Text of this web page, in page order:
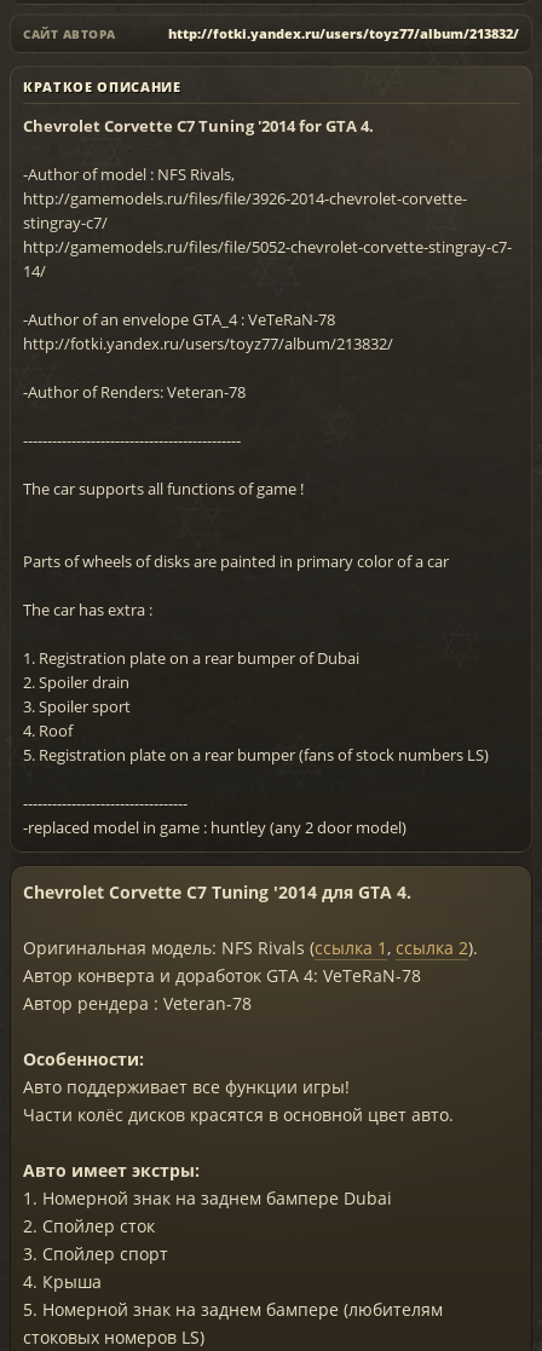
САЙТ АВТОРА http://fotki.yandex.ru/users/toyz77/album/213832/
КРАТКОЕ ОПИСАНИЕ
Chevrolet Corvette C7 Tuning '2014 for GTA 4.
-Author of model : NFS Rivals,
http://gamemodels.ru/files/file/3926-2014-chevrolet-corvette-
stingray-c7/
http://gamemodels.ru/files/file/5052-chevrolet-corvette-stingray-c7-
14/
-Author of an envelope GTA_4 : VeTeRaN-78
http://fotki.yandex.ru/users/toyz77/album/213832/
-Author of Renders: Veteran-78
---------------------------------------------
The car supports all functions of game !
Parts of wheels of disks are painted in primary color of a car
The car has extra :
1. Registration plate on a rear bumper of Dubai
2. Spoiler drain
3. Spoiler sport
4. Roof
5. Registration plate on a rear bumper (fans of stock numbers LS)
----------------------------------
-replaced model in game : huntley (any 2 door model)
Chevrolet Corvette C7 Tuning '2014 для GTA 4.
Оригинальная модель: NFS Rivals (ссылка 1, ссылка 2).
Автор конверта и доработок GTA 4: VeTeRaN-78
Автор рендера : Veteran-78
Особенности:
Авто поддерживает все функции игры!
Части колёс дисков красятся в основной цвет авто.
Авто имеет экстры:
1. Номерной знак на заднем бампере Dubai
2. Спойлер сток
3. Спойлер спорт
4. Крыша
5. Номерной знак на заднем бампере (любителям
стоковых номеров LS)